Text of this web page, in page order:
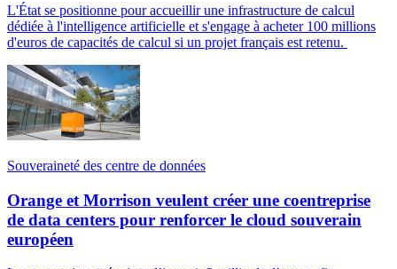
L'État se positionne pour accueillir une infrastructure de calcul
dédiée à l'intelligence artificielle et s'engage à acheter 100 millions
d'euros de capacités de calcul si un projet français est retenu.
Souveraineté des centre de données
Orange et Morrison veulent créer une coentreprise
de data centers pour renforcer le cloud souverain
européen